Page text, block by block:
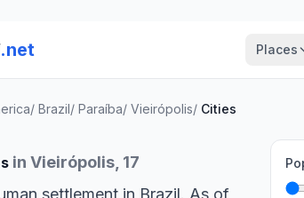
.net Places
/ Brazil/ Paraíba/ Vieirópolis/ Cities
in Vieirópolis, 17
settlement in Brazil. As of